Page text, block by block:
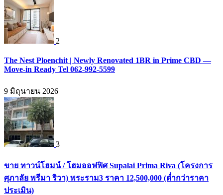
2
The Nest Ploenchit | Newly Renovated 1BR in Prime CBD —
Move-in Ready Tel 062-992-5599
9 มิถุนายน 2026
3
ขาย ทาวน์โฮมน์ / โฮมออฟฟิศ Supalai Prima Riva (โครงการ
ศุภาลัย พรีมา ริวา) พระราม3 ราคา 12,500,000 (ต่ำกว่าราคา
ประเมิน)